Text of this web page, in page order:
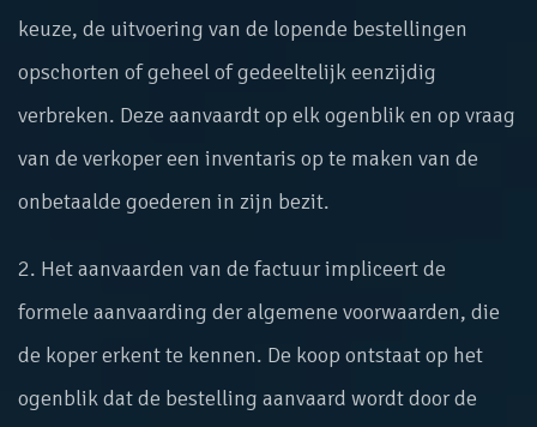
Contact
keuze, de uitvoering van de lopende bestellingen
opschorten of geheel of gedeeltelijk eenzijdig
verbreken. Deze aanvaardt op elk ogenblik en op vraag
van de verkoper een inventaris op te maken van de
onbetaalde goederen in zijn bezit.
2. Het aanvaarden van de factuur impliceert de
formele aanvaarding der algemene voorwaarden, die
de koper erkent te kennen. De koop ontstaat op het
ogenblik dat de bestelling aanvaard wordt door de